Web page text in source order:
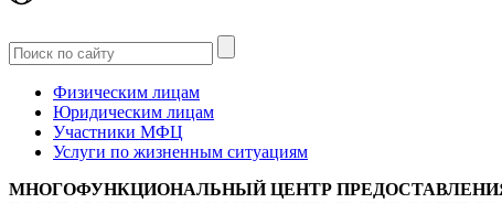
Физическим лицам
Юридическим лицам
Участники МФЦ
Услуги по жизненным ситуациям
МНОГОФУНКЦИОНАЛЬНЫЙ ЦЕНТР